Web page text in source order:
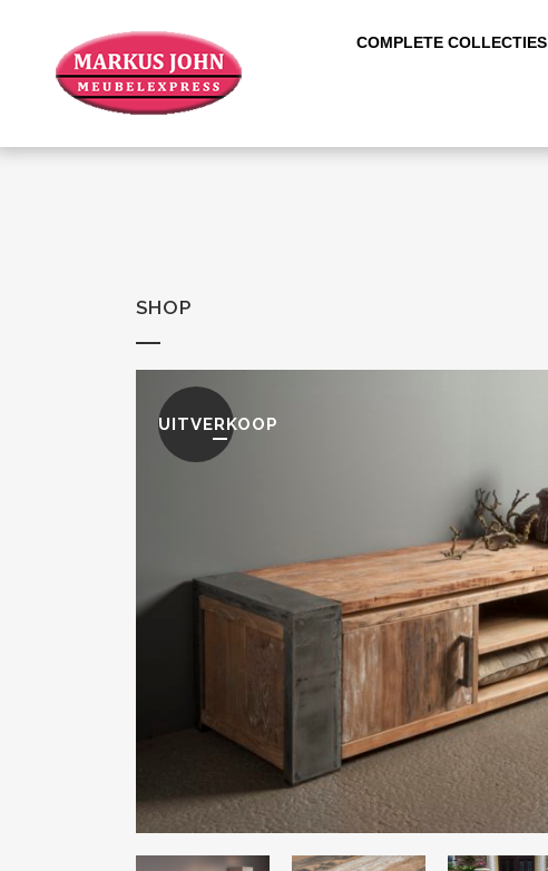
COMPLETE COLLECTIES
SHOP
UITVERKOOP